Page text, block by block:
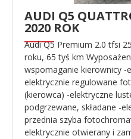
AUDI Q5
2020 ROK
Audi Q5 Premium 2.0 tfsi
roku, 65 tyś km
wspomaganie kierownicy -
elektrycznie regulowane
(kierowca) -elektryczne
podgrzewane, składane -
przednia szyba
elektrycznie otwierany i